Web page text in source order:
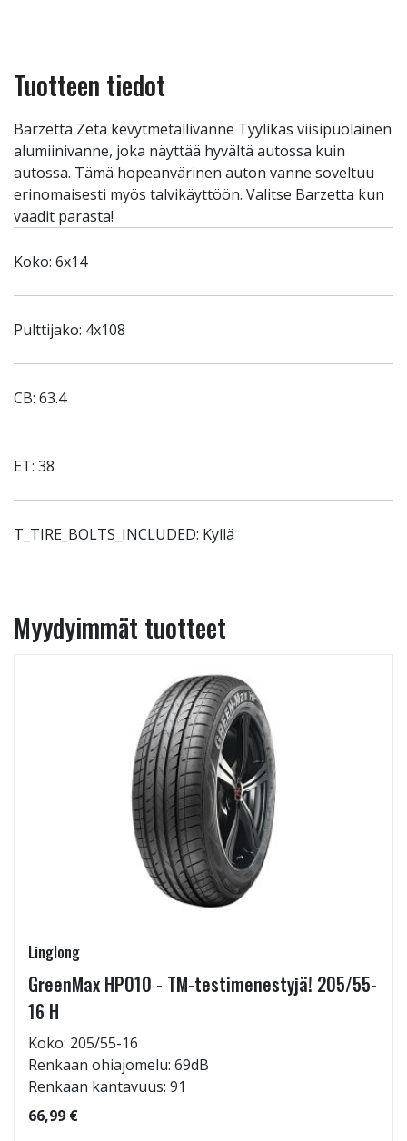
Tuotteen tiedot
Barzetta Zeta kevytmetallivanne Tyylikäs viisipuolainen
alumiinivanne, joka näyttää hyvältä autossa kuin
autossa. Tämä hopeanvärinen auton vanne soveltuu
erinomaisesti myös talvikäyttöön. Valitse Barzetta kun
vaadit parasta!
Koko: 6x14
Pulttijako: 4x108
CB: 63.4
ET: 38
T_TIRE_BOLTS_INCLUDED: Kyllä
Myydyimmät tuotteet
Linglong
GreenMax HP010 - TM-testimenestyjä! 205/55-
16 H
Koko: 205/55-16
Renkaan ohiajomelu: 69dB
Renkaan kantavuus: 91
66,99 €